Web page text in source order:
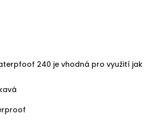
240 je vhodná pro využití jak